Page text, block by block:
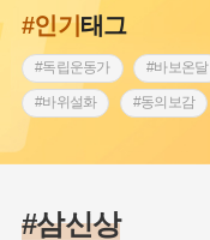
#인기태그
#독립운동가 #바보온달
#바위설화 #동의보감
#삼신상